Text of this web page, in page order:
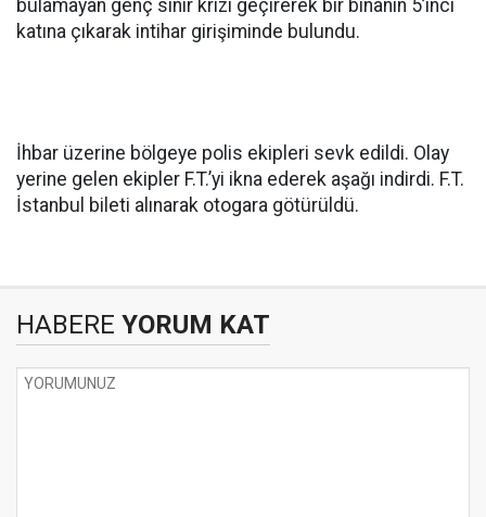
bulamayan genç sinir krizi geçirerek bir binanın 5’inci
katına çıkarak intihar girişiminde bulundu.
İhbar üzerine bölgeye polis ekipleri sevk edildi. Olay
yerine gelen ekipler F.T.’yi ikna ederek aşağı indirdi. F.T.
İstanbul bileti alınarak otogara götürüldü.
HABERE YORUM KAT